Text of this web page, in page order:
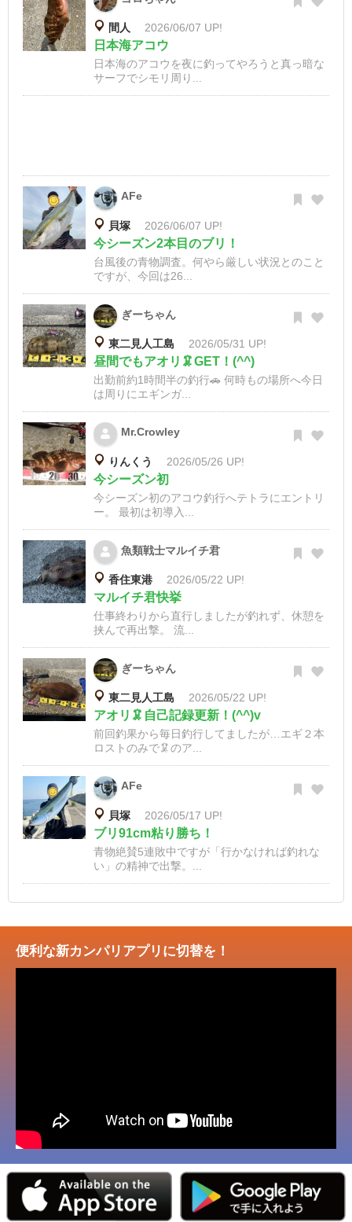
間人 2026/06/07 UP!
日本海アコウ
日本海のアコウを夜に釣ってやろうと真っ暗な
サーフでシモリ周り...
AFe
貝塚 2026/06/07 UP!
今シーズン2本目のブリ！
台風後の青物調査。何やら厳しい状況とのこと
ですが、今回は26...
ぎーちゃん
東二見人工島 2026/05/31 UP!
昼間でもアオリ🦑GET！(^^)
出勤前約1時間半の釣行🚗 何時もの場所へ今日
は周りにエギンガ...
Mr.Crowley
りんくう 2026/05/26 UP!
今シーズン初
今シーズン初のアコウ釣行へテトラにエントリ
ー。 最初は初導入...
魚類戦士マルイチ君
香住東港 2026/05/22 UP!
マルイチ君快挙
仕事終わりから直行しましたが釣れず、休憩を
挟んで再出撃。 流...
ぎーちゃん
東二見人工島 2026/05/22 UP!
アオリ🦑自己記録更新！(^^)v
前回釣果から毎日釣行してましたが…エギ２本
ロストのみで🦑のア...
AFe
貝塚 2026/05/17 UP!
ブリ91cm粘り勝ち！
青物絶賛5連敗中ですが「行かなければ釣れな
い」の精神で出撃。...
便利な新カンパリアプリに切替を！